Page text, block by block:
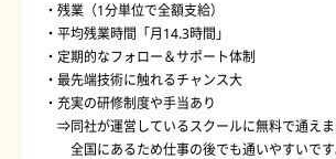
・残業（1分単位で全額支給）
・平均残業時間「月14.3時間」
・定期的なフォロー＆サポート体制
・最先端技術に触れるチャンス大
・充実の研修制度や手当あり
⇒同社が運営しているスクールに無料で通えま
全国にあるため仕事の後でも通いやすいです